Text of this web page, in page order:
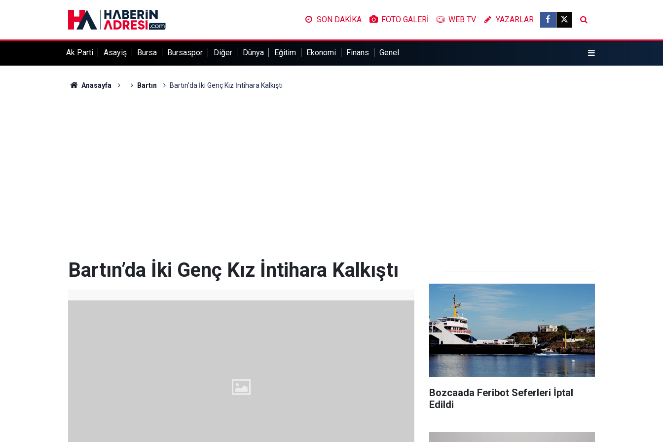
SON DAKİKA FOTO GALERİ WEB TV YAZARLAR
Ak Parti Asayiş Bursa Bursaspor Diğer Dünya Eğitim Ekonomi Finans Genel
Anasayfa Bartın Bartın’da İki Genç Kız İntihara Kalkıştı
Bartın’da İki Genç Kız İntihara Kalkıştı
Bozcaada Feribot Seferleri İptal
Edildi